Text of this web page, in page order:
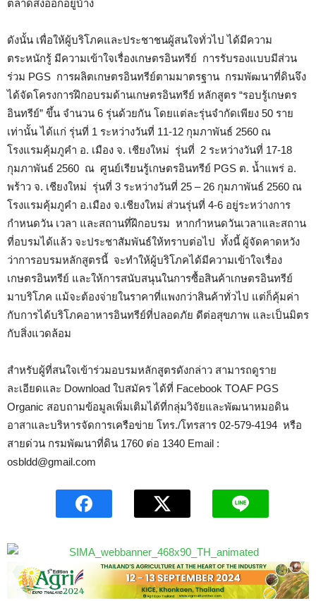
ตลาดส่งออกอยู่บ้าง
ดังนั้น เพื่อให้ผู้บริโภคและประชาชนผู้สนใจทั่วไป ได้มีความ
ตระหนักรู้ มีความเข้าใจเรื่องเกษตรอินทรีย์ การรับรองแบบมีส่วน
ร่วม PGS การผลิตเกษตรอินทรีย์ตามมาตรฐาน กรมพัฒนาที่ดินจึง
ได้จัดโครงการฝึกอบรมด้านเกษตรอินทรีย์ หลักสูตร “รอบรู้เกษตร
อินทรีย์” ขึ้น จำนวน 6 รุ่นด้วยกัน โดยแต่ละรุ่นจำกัดเพียง 50 ราย
เท่านั้น ได้แก่ รุ่นที่ 1 ระหว่างวันที่ 11-12 กุมภาพันธ์ 2560 ณ
โรงแรมคุ้มภูคำ อ. เมือง จ. เชียงใหม่ รุ่นที่ 2 ระหว่างวันที่ 17-18
กุมภาพันธ์ 2560 ณ ศูนย์เรียนรู้เกษตรอินทรีย์ PGS ต. น้ำแพร่ อ.
พร้าว จ. เชียงใหม่ รุ่นที่ 3 ระหว่างวันที่ 25 – 26 กุมภาพันธ์ 2560 ณ
โรงแรมคุ้มภูคำ อ.เมือง จ.เชียงใหม่ ส่วนรุ่นที่ 4-6 อยู่ระหว่างการ
กำหนดวัน เวลา และสถานที่ฝึกอบรม หากกำหนดวันเวลาและสถาน
ที่อบรมได้แล้ว จะประชาสัมพันธ์ให้ทราบต่อไป ทั้งนี้ ผู้จัดคาดหวัง
ว่าการอบรมหลักสูตรนี้ จะทำให้ผู้บริโภคได้มีความเข้าใจเรื่อง
เกษตรอินทรีย์ และให้การสนับสนุนในการซื้อสินค้าเกษตรอินทรีย์
มาบริโภค แม้จะต้องจ่ายในราคาที่แพงกว่าสินค้าทั่วไป แต่ก็คุ้มค่า
กับการได้บริโภคอาหารอินทรีย์ที่ปลอดภัย ดีต่อสุขภาพ และเป็นมิตร
กับสิ่งแวดล้อม
สำหรับผู้ที่สนใจเข้าร่วมอบรมหลักสูตรดังกล่าว สามารถดูราย
ละเอียดและ Download ใบสมัคร ได้ที่ Facebook TOAF PGS
Organic สอบถามข้อมูลเพิ่มเติมได้ที่กลุ่มวิจัยและพัฒนาหมอดิน
อาสาและบริหารจัดการเครือข่าย โทร./โทรสาร 02-579-4194 หรือ
สายด่วน กรมพัฒนาที่ดิน 1760 ต่อ 1340 Email :
osbldd@gmail.com